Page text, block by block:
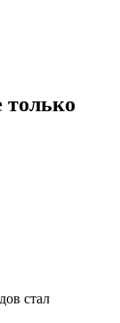
только
стал